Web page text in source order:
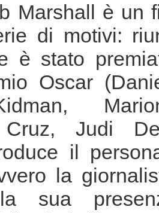
Marshall è un
di motivi:
è stato
Oscar
Cruz, Judi
il
la
la sua